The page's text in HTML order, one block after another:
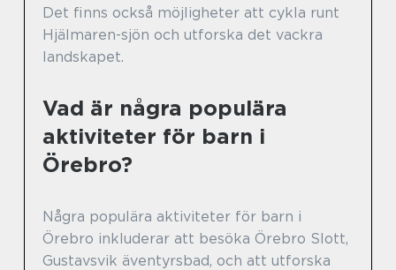
Det finns också möjligheter att cykla runt
Hjälmaren-sjön och utforska det vackra
landskapet.
Vad är några populära
aktiviteter för barn i
Örebro?
Några populära aktiviteter för barn i
Örebro inkluderar att besöka Örebro Slott,
Gustavsvik äventyrsbad, och att utforska